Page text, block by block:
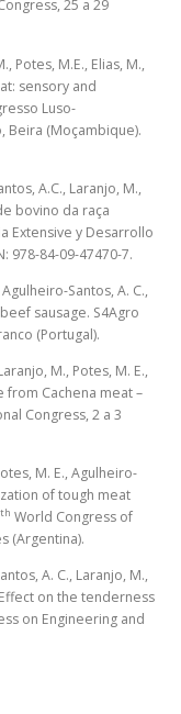
25 a 29
Potes, M.E., Elias, M.,
sensory and
Luso-
Beira (Moçambique).
A.C., Laranjo, M.,
bovino da raça
Extensive y Desarrollo
978-84-09-47470-7.
Santos, A. C.,
sausage. S4Agro
(Portugal).
M., Potes, M. E.,
from Cachena meat –
Congress, 2 a 3
M. E., Agulheiro-
of tough meat
th World Congress of
(Argentina).
A. C., Laranjo, M.,
on the tenderness
on Engineering and